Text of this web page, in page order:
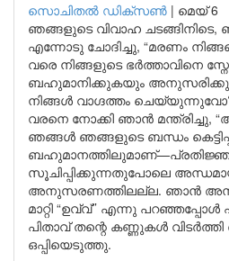
സൊചിതൽ ഡിക്‌സൺ | മെയ് 6
ഞങ്ങളുടെ വിവാഹ
എന്നോടു ചോദിച്ചു, “മരണം
വരെ നിങ്ങളുടെ ഭർത്താവിനെ
ബഹുമാനിക്കുകയും
നിങ്ങൾ വാഗ്ദത്തം
വരനെ നോക്കി ഞാൻ മന്ത്രിച്ചു,
ഞങ്ങൾ ഞങ്ങളുടെ ബന്ധം
സൂചിപ്പിക്കുന്നതുപോലെ
അനുസരണത്തിലല്ല. ഞാൻ
മാറ്റി “ഉവ്വ്’’ എന്നു പറഞ്ഞപ്പോൾ
പിതാവ് തന്റെ കണ്ണുകൾ
ഒപ്പിയെടുത്തു.